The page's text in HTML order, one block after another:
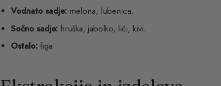
Vodnato sadje: melona, lubenica.
Sočno sadje: hruška, jabolko, liči, kivi.
Ostalo: figa.